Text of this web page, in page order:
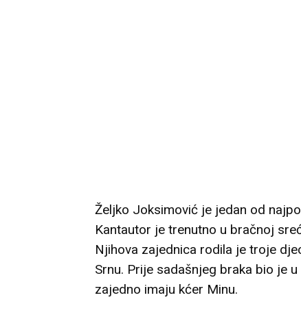
Željko Joksimović je jedan od
Kantautor je trenutno u bračnoj
Njihova zajednica rodila je troje
Srnu. Prije sadašnjeg braka bio je
zajedno imaju kćer Minu.